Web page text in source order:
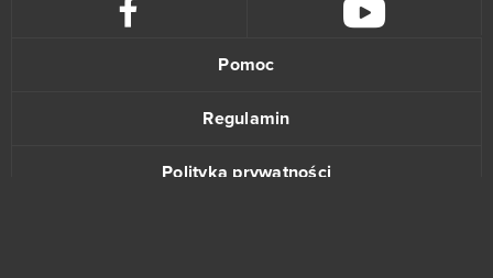
Pomoc
Regulamin
Polityka prywatności